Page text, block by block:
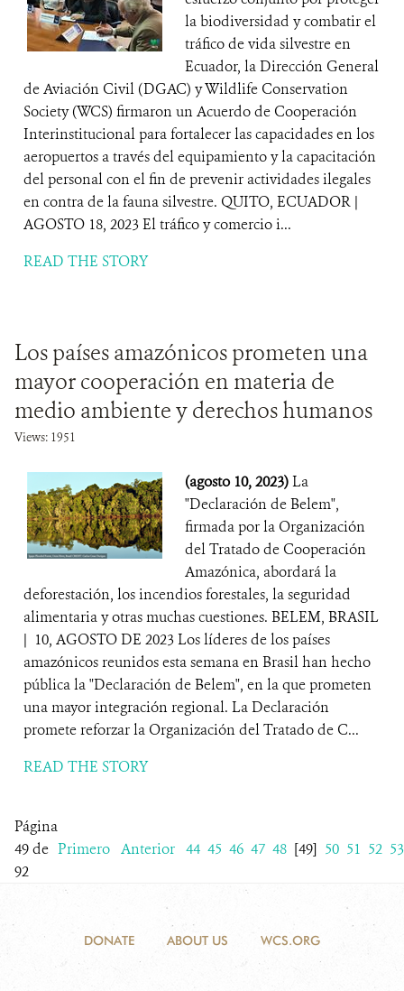
la biodiversidad y combatir el
tráfico de vida silvestre en
Ecuador, la Dirección General
de Aviación Civil (DGAC) y Wildlife Conservation
Society (WCS) firmaron un Acuerdo de Cooperación
Interinstitucional para fortalecer las capacidades en los
aeropuertos a través del equipamiento y la capacitación
del personal con el fin de prevenir actividades ilegales
en contra de la fauna silvestre. QUITO, ECUADOR |
AGOSTO 18, 2023 El tráfico y comercio i...
READ THE STORY
Los países amazónicos prometen una
mayor cooperación en materia de
medio ambiente y derechos humanos
Views: 1951
(agosto 10, 2023)La
"Declaración de Belem",
firmada por la Organización
del Tratado de Cooperación
Amazónica, abordará la
deforestación, los incendios forestales, la seguridad
alimentaria y otras muchas cuestiones. BELEM, BRASIL
| 10, AGOSTO DE 2023 Los líderes de los países
amazónicos reunidos esta semana en Brasil han hecho
pública la "Declaración de Belem", en la que prometen
una mayor integración regional. La Declaración
promete reforzar la Organización del Tratado de C...
READ THE STORY
Página
49 de
92
Primero Anterior 44 45 46 47 48 [49] 50 51 52 53
DONATE ABOUT US WCS.ORG